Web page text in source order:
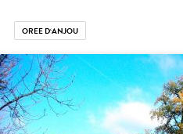
OREE D‘ANJOU